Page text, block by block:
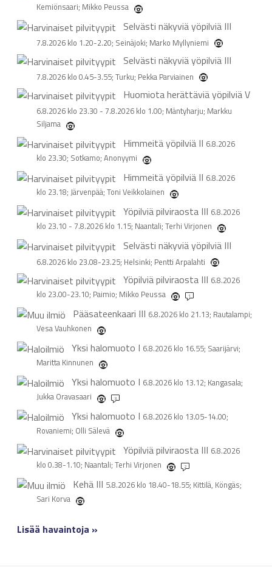
Kemiönsaari; Mikko Peussa
Selvästi näkyviä yöpilviä III
7.8.2026 klo 1.20-2.20; Seinäjoki; Marko Myllyniemi
Selvästi näkyviä yöpilviä III
7.8.2026 klo 0.45-3.55; Turku; Pekka Parviainen
Huomiota herättäviä yöpilviäV
6.8.2026 klo 23.30 - 7.8.2026 klo 1.00; Mäntyharju; Markku
Siljama
Himmeitä yöpilviä II 6.8.2026
klo 23.30; Sotkamo; Anonyymi
Himmeitä yöpilviä II 6.8.2026
klo 23.18; Järvenpää; Toni Veikkolainen
Yöpilviä pilviraosta III 6.8.2026
klo 23.10 - 7.8.2026 klo 1.15; Naantali; Terhi Virjonen
Selvästi näkyviä yöpilviä III
6.8.2026 klo 23.08-23.25; Helsinki; Pentti Arpalahti
Yöpilviä pilviraosta III 6.8.2026
klo 23.00-23.10; Paimio; Mikko Peussa 1
Pääsateenkaari III 6.8.2026 klo 21.13; Rautalampi;
Vesa Vauhkonen
Yksi halomuoto I 6.8.2026 klo 16.55; Saarijärvi;
Maritta Kinnunen
Yksi halomuoto I 6.8.2026 klo 13.12; Kangasala;
Jukka Oravasaari 3
Yksi halomuoto I 6.8.2026 klo 13.05-14.00;
Rovaniemi; Olli Sälevä
Yöpilviä pilviraosta III 6.8.2026
klo 0.38-1.10; Naantali; Terhi Virjonen 2
Kehä III 5.8.2026 klo 18.40-18.55; Kittilä, Köngäs;
Sari Korva
Lisää havaintoja »